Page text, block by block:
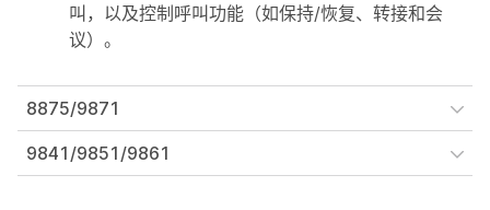
叫，以及控制呼叫功能（如保持/恢复、转接和会
议）。
8875/9871
9841/9851/9861